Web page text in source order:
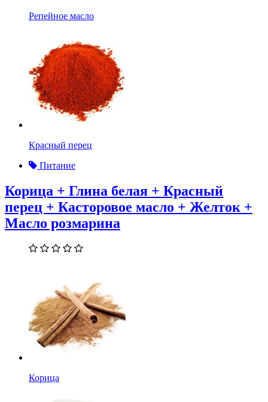
Репейное масло
Красный перец
Питание
Корица + Глина белая + Красный
перец + Касторовое масло + Желток +
Масло розмарина
Корица